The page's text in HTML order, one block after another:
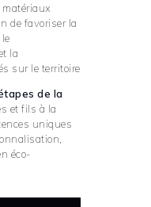
matériaux
de favoriser la
la
sur le territoire
de la
et fils à la
uniques
éco-